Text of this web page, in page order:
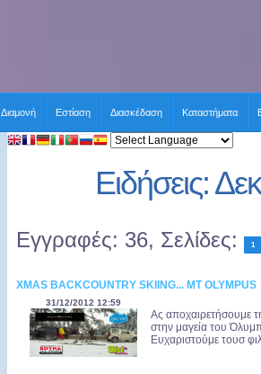
Διαμονή Εστίαση Διασκέδαση Καταστήματα
Ειδήσεις:
Εγγραφές: 36, Σελίδες: 1
XMAS BACKCOUNTRY SKIING... MT OLYMPUS
31/12/2012 12:59
Ας αποχαιρετήσουμε
στην μαγεία του
Ευχαριστούμε τουσ